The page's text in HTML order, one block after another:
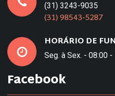
(31) 3243-9035
(31) 98543-5287
HORÁRIO DE
Seg. à Sex. - 08:00 -
Facebook